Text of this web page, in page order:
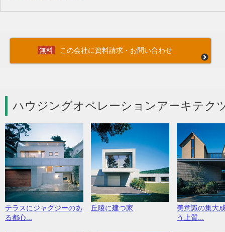
この会社に資料請求・お問い合わせ
ハウジングオペレーションアーキテ
テラスにジャグジーのあ
る都心...
丘陵に建つ家
美意識の集大
う上質...